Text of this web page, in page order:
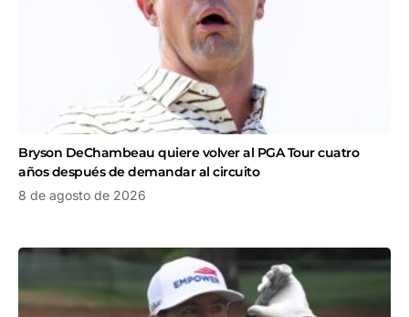
Bryson DeChambeau quiere volver al PGA Tour cuatro
años después de demandar al circuito
8 de agosto de 2026